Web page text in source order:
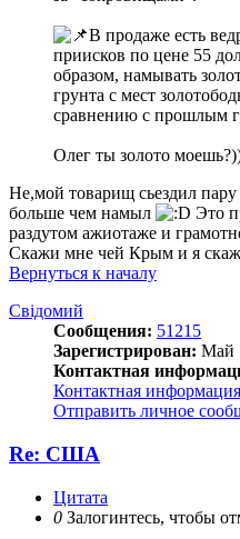
В продаже есть
приисков по цене 55
образом, намывать
грунта с мест
сравнению с прошлым
Олег ты золото
Не,мой товарищ сьездил пару
больше чем намыл
Это
раздутом ажиотаже и
Скажи мне чей Крым и я
Вернуться к началу
Свідомий
Сообщения: 51215
Зарегистрирован: Май
Контактная
Контактная
Отправить личное
Re: США
Цитата
0 Залогинтесь, чтобы